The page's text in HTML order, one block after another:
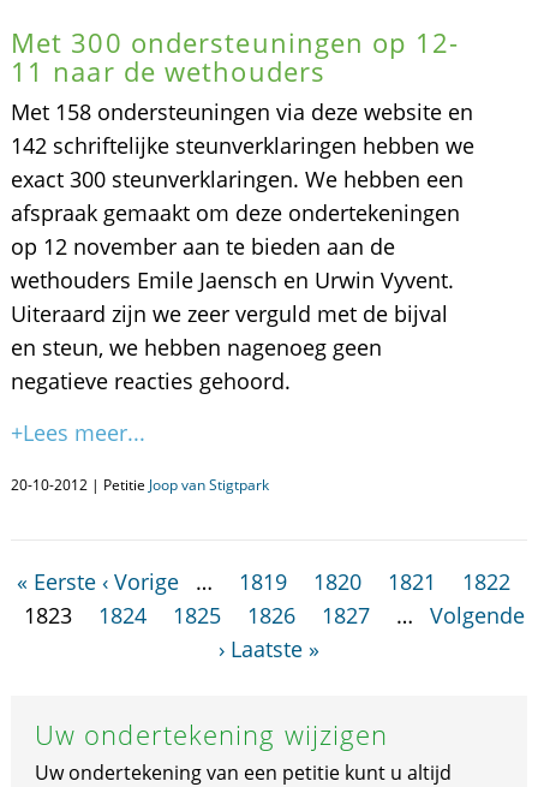
Met 300 ondersteuningen op 12-
11 naar de wethouders
Met 158 ondersteuningen via deze website en
142 schriftelijke steunverklaringen hebben we
exact 300 steunverklaringen. We hebben een
afspraak gemaakt om deze ondertekeningen
op 12 november aan te bieden aan de
wethouders Emile Jaensch en Urwin Vyvent.
Uiteraard zijn we zeer verguld met de bijval
en steun, we hebben nagenoeg geen
negatieve reacties gehoord.
+Lees meer...
20-10-2012 | Petitie Joop van Stigtpark
« Eerste ‹ Vorige … 1819 1820 1821
1822
1823
1824 1825 1826 1827 …
Volgende
› Laatste »
Uw ondertekening wijzigen
Uw ondertekening van een petitie kunt u altijd